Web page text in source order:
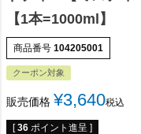
【1本=1000ml】
商品番号 104205001
クーポン対象
販売価格 ¥3,640税込
[ 36 ポイント進呈 ]